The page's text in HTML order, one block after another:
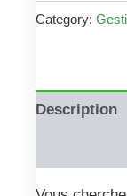
Category:
Description